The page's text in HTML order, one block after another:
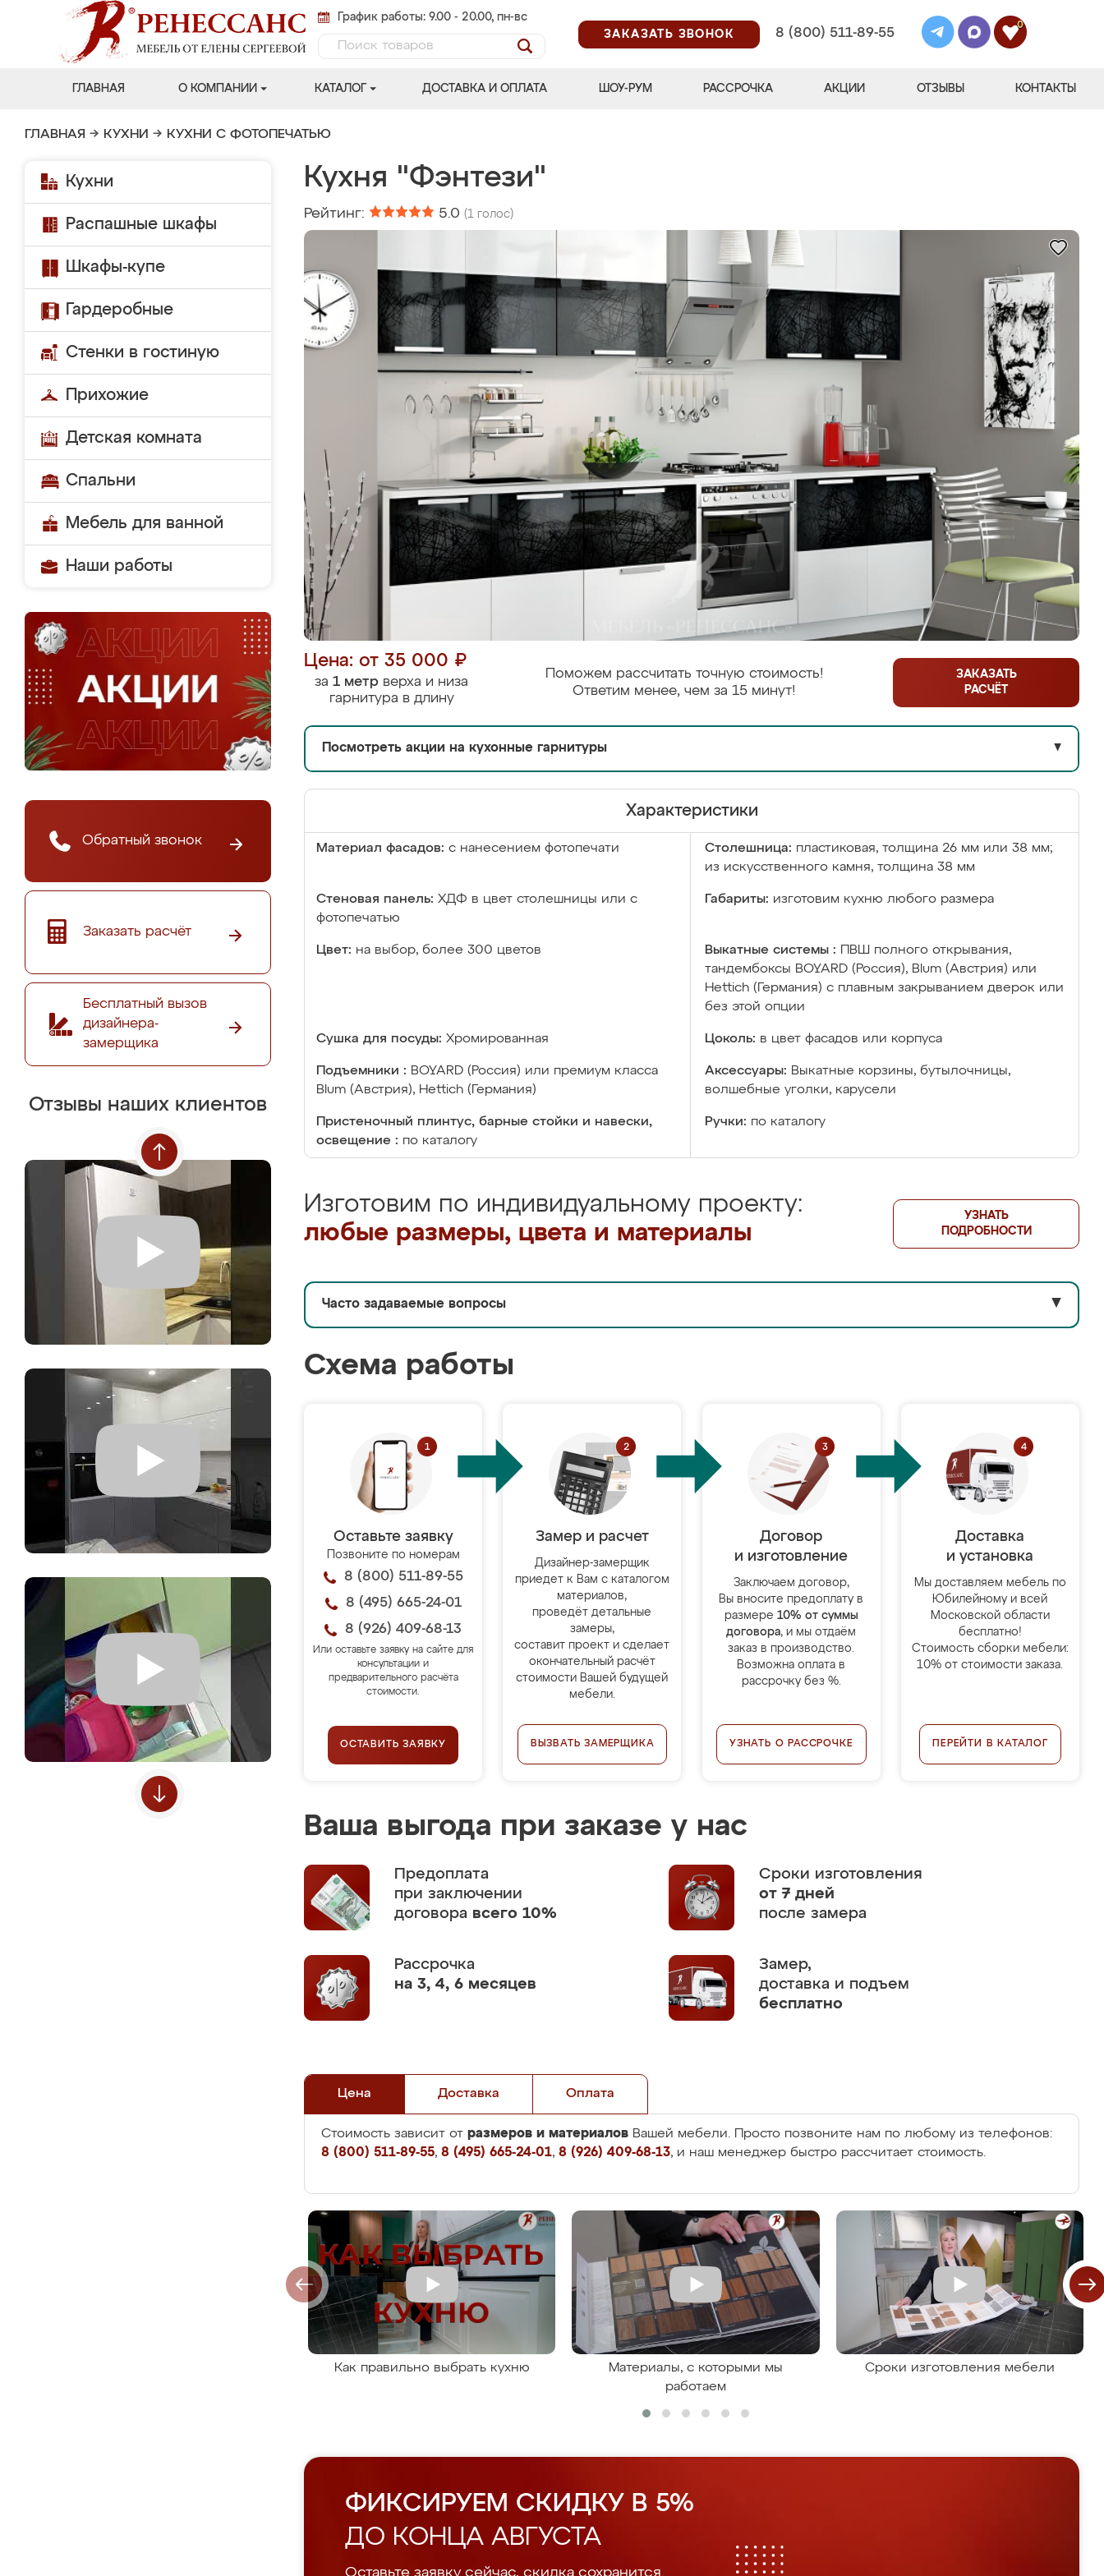
График работы: 9.00 - 20.00, пн-вс
ЗАКАЗАТЬ ЗВОНОК
8 (800) 511-89-55
0
ГЛАВНАЯ О КОМПАНИИ КАТАЛОГ ДОСТАВКА И ОПЛАТА ШОУ-РУМ РАССРОЧКА АКЦИИ ОТЗЫВЫ КОНТАКТЫ
ГЛАВНАЯ → КУХНИ → КУХНИ С ФОТОПЕЧАТЬЮ
Кухни
Распашные шкафы
Шкафы-купе
Гардеробные
Стенки в гостиную
Прихожие
Детская комната
Спальни
Мебель для ванной
Наши работы
Обратный звонок
Заказать расчёт
Бесплатный вызов
дизайнера-
замерщика
Отзывы наших клиентов
Кухня "Фэнтези"
Рейтинг: 5.0 (1 голос)
Цена: от 35 000 ₽
за 1 метр верха и низа
гарнитура в длину
Поможем рассчитать точную стоимость!
Ответим менее, чем за 15 минут!
ЗАКАЗАТЬ
РАСЧЁТ
Посмотреть акции на кухонные гарнитуры ▼
Характеристики
Материал фасадов: с нанесением фотопечати Столешница: пластиковая, толщина 26 мм или 38 мм;
из искусственного камня, толщина 38 мм
Стеновая панель: ХДФ в цвет столешницы или с
фотопечатью
Габариты: изготовим кухню любого размера
Цвет: на выбор, более 300 цветов Выкатные системы :
ПВШ полного открывания,
тандембоксы BOYARD (Россия), Blum (Австрия) или
Hettich (Германия) с плавным закрыванием дверок или
без этой опции
Сушка для посуды: Хромированная Цоколь: в цвет фасадов или корпуса
Подъемники : BOYARD (Россия) или премиум класса
Blum (Австрия), Hettich (Германия)
Аксессуары: Выкатные корзины, бутылочницы,
волшебные уголки, карусели
Пристеночный плинтус, барные стойки и навески,
освещение : по каталогу
Ручки: по каталогу
Изготовим по индивидуальному проекту:
любые размеры, цвета и материалы
УЗНАТЬ
ПОДРОБНОСТИ
Часто задаваемые вопросы ▼
Схема работы
Оставьте заявку
Позвоните по номерам
8 (800) 511-89-55
8 (495) 665-24-01
8 (926) 409-68-13
Или оставьте заявку на сайте для
консультации и
предварительного расчёта
стоимости.
ОСТАВИТЬ ЗАЯВКУ
Замер и расчет
Дизайнер-замерщик
приедет к Вам с каталогом
материалов,
проведёт детальные
замеры,
составит проект и сделает
окончательный расчёт
стоимости Вашей будущей
мебели.
ВЫЗВАТЬ ЗАМЕРЩИКА
Договор
и изготовление
Заключаем договор,
Вы вносите предоплату в
размере 10% от суммы
договора, и мы отдаём
заказ в производство.
Возможна оплата в
рассрочку без %.
УЗНАТЬ О РАССРОЧКЕ
Доставка
и установка
Мы доставляем мебель по
Юбилейному и всей
Московской области
бесплатно!
Стоимость сборки мебели:
10% от стоимости заказа.
ПЕРЕЙТИ В КАТАЛОГ
Ваша выгода при заказе у нас
Предоплата
при заключении
договора всего 10%
Сроки изготовления
от 7 дней
после замера
Рассрочка
на 3, 4, 6 месяцев
Замер,
доставка и подъем
бесплатно
Цена Доставка Оплата
Стоимость зависит от размеров и материалов Вашей мебели. Просто позвоните нам по любому из телефонов:
8 (800) 511-89-55, 8 (495) 665-24-01, 8 (926) 409-68-13, и наш менеджер быстро рассчитает стоимость.
Как правильно выбрать кухню
Материалы, с которыми мы
работаем
Сроки изготовления мебели
ФИКСИРУЕМ СКИДКУ В 5%
ДО КОНЦА АВГУСТА
Оставьте заявку сейчас, скидка сохранится.